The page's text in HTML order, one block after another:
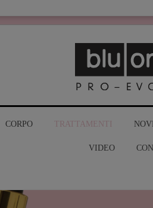
CORPO TRATTAMENTI
VIDEO